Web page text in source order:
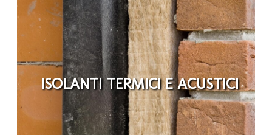
ISOLANTI TERMICI E ACUSTICI